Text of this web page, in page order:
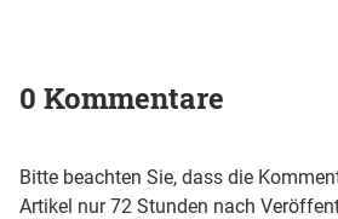
0 Kommentare
Bitte beachten Sie, dass die
Artikel nur 72 Stunden nach